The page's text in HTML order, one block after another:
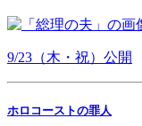
9/23（木・祝）公開
ホロコーストの罪人